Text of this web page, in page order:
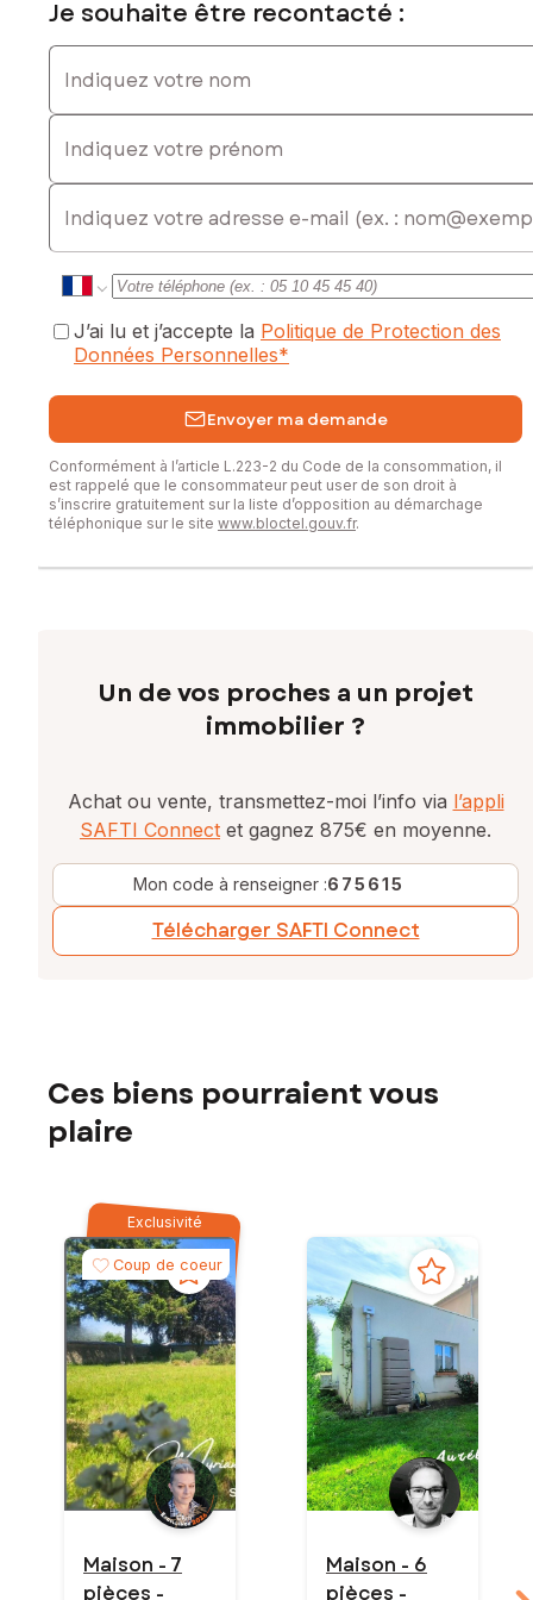
Les informations sur les risques auxquels ce bien est
www.georisques.gouv.fr
Honoraires charge vendeur
Contactez votre conseiller SAFTI : Aurélien JOUBERT, Tél. :
commercial immatriculé au RSAC de Guéret sous le numéro
Je souhaite être recontacté :
Indiquez votre nom
Indiquez votre prénom
E-mail
J’ai lu et j’accepte la Politique de Protection des
Données Personnelles*
Envoyer ma demande
Conformément à l’article L.223-2 du Code de la consommation, il
est rappelé que le consommateur peut user de son droit à
s’inscrire gratuitement sur la liste d’opposition au démarchage
téléphonique sur le site www.bloctel.gouv.fr.
Un de vos proches a un projet
immobilier ?
Achat ou vente, transmettez-moi l’info via l’appli
SAFTI Connect et gagnez 875€ en moyenne.
Mon code à renseigner :675615
Télécharger SAFTI Connect
Ces biens pourraient vous
plaire
Exclusivité
Coup de coeur
Maison - 7
pièces -
Maison - 6
pièces -